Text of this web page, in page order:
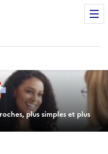
plus simples et plus